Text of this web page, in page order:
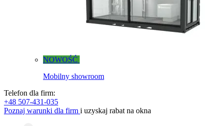
NOWOŚĆ
Mobilny showroom
Telefon dla firm:
+48 507-431-035
Poznaj warunki dla firm i uzyskaj rabat na okna